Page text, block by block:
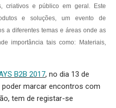
criativos e público em geral. Este
e soluções, um evento de
a diferentes temas e áreas onde as
importância tais como: Materiais,
B2B 2017, no dia 13 de
marcar encontros com
tem de registar-se